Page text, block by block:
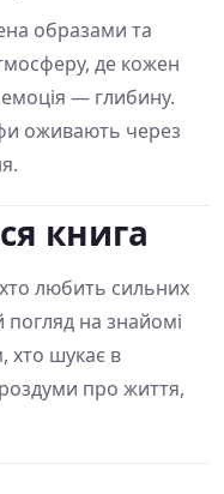
образами та
де кожен
— глибину.
оживають через
книга
любить сильних
погляд на знайомі
хто шукає в
про життя,